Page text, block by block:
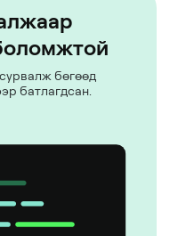
бөгөөд
батлагдсан.